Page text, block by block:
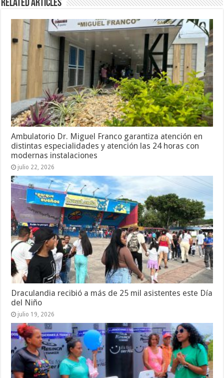
Related Articles
Ambulatorio Dr. Miguel Franco garantiza atención en
distintas especialidades y atención las 24 horas con
modernas instalaciones
julio 22, 2026
Draculandia recibió a más de 25 mil asistentes este Día
del Niño
julio 19, 2026